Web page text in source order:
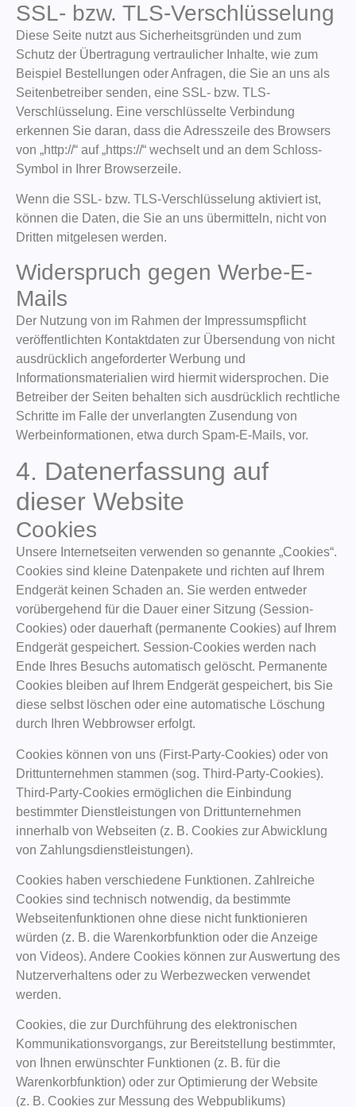
SSL- bzw. TLS-Verschlüsselung
Diese Seite nutzt aus Sicherheitsgründen und zum
Schutz der Übertragung vertraulicher Inhalte, wie zum
Beispiel Bestellungen oder Anfragen, die Sie an uns als
Seitenbetreiber senden, eine SSL- bzw. TLS-
Verschlüsselung. Eine verschlüsselte Verbindung
erkennen Sie daran, dass die Adresszeile des Browsers
von „http://“ auf „https://“ wechselt und an dem Schloss-
Symbol in Ihrer Browserzeile.
Wenn die SSL- bzw. TLS-Verschlüsselung aktiviert ist,
können die Daten, die Sie an uns übermitteln, nicht von
Dritten mitgelesen werden.
Widerspruch gegen Werbe-E-
Mails
Der Nutzung von im Rahmen der Impressumspflicht
veröffentlichten Kontaktdaten zur Übersendung von nicht
ausdrücklich angeforderter Werbung und
Informationsmaterialien wird hiermit widersprochen. Die
Betreiber der Seiten behalten sich ausdrücklich rechtliche
Schritte im Falle der unverlangten Zusendung von
Werbeinformationen, etwa durch Spam-E-Mails, vor.
4. Datenerfassung auf
dieser Website
Cookies
Unsere Internetseiten verwenden so genannte „Cookies“.
Cookies sind kleine Datenpakete und richten auf Ihrem
Endgerät keinen Schaden an. Sie werden entweder
vorübergehend für die Dauer einer Sitzung (Session-
Cookies) oder dauerhaft (permanente Cookies) auf Ihrem
Endgerät gespeichert. Session-Cookies werden nach
Ende Ihres Besuchs automatisch gelöscht. Permanente
Cookies bleiben auf Ihrem Endgerät gespeichert, bis Sie
diese selbst löschen oder eine automatische Löschung
durch Ihren Webbrowser erfolgt.
Cookies können von uns (First-Party-Cookies) oder von
Drittunternehmen stammen (sog. Third-Party-Cookies).
Third-Party-Cookies ermöglichen die Einbindung
bestimmter Dienstleistungen von Drittunternehmen
innerhalb von Webseiten (z. B. Cookies zur Abwicklung
von Zahlungsdienstleistungen).
Cookies haben verschiedene Funktionen. Zahlreiche
Cookies sind technisch notwendig, da bestimmte
Webseitenfunktionen ohne diese nicht funktionieren
würden (z. B. die Warenkorbfunktion oder die Anzeige
von Videos). Andere Cookies können zur Auswertung des
Nutzerverhaltens oder zu Werbezwecken verwendet
werden.
Cookies, die zur Durchführung des elektronischen
Kommunikationsvorgangs, zur Bereitstellung bestimmter,
von Ihnen erwünschter Funktionen (z. B. für die
Warenkorbfunktion) oder zur Optimierung der Website
(z. B. Cookies zur Messung des Webpublikums)